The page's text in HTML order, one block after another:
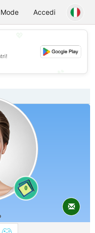
Mode Accedi
0